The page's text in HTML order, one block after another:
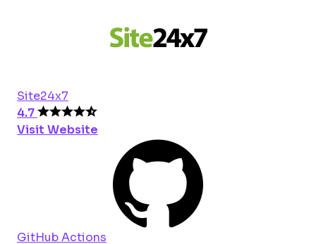
Site24x7
4.7
Visit Website
GitHub Actions